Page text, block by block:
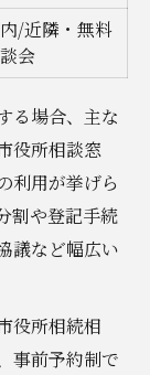
/近隣・無料
会
る場合、主な
役所相談窓
利用が挙げら
割や登記手続
議など幅広い
役所相続相
事前予約制で